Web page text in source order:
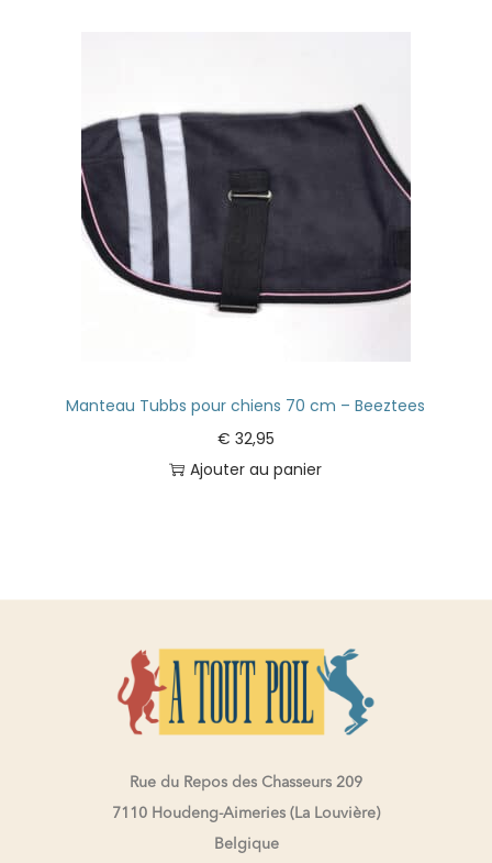
Manteau Tubbs pour chiens 70 cm – Beeztees
€ 32,95
Ajouter au panier
Rue du Repos des Chasseurs 209
7110 Houdeng-Aimeries (La Louvière)
Belgique